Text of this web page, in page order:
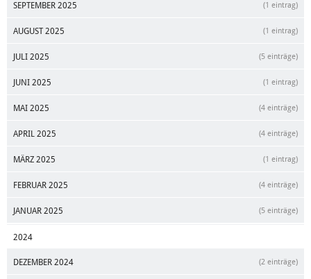
SEPTEMBER 2025 (1 eintrag)
AUGUST 2025 (1 eintrag)
JULI 2025 (5 einträge)
JUNI 2025 (1 eintrag)
MAI 2025 (4 einträge)
APRIL 2025 (4 einträge)
MÄRZ 2025 (1 eintrag)
FEBRUAR 2025 (4 einträge)
JANUAR 2025 (5 einträge)
2024
DEZEMBER 2024 (2 einträge)